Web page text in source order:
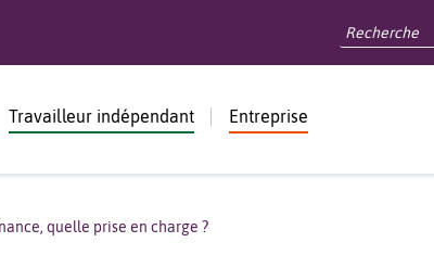
Travailleur indépendant Entreprise
quelle prise en charge ?